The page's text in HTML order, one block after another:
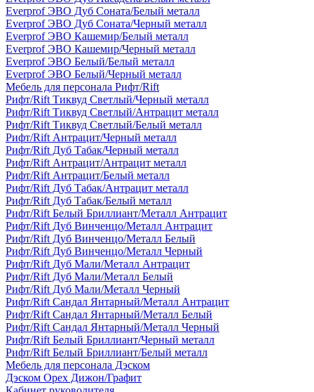
Everprof ЭВО Дуб Соната/Белый металл
Everprof ЭВО Дуб Соната/Черный металл
Everprof ЭВО Кашемир/Белый металл
Everprof ЭВО Кашемир/Черный металл
Everprof ЭВО Белый/Белый металл
Everprof ЭВО Белый/Черный металл
Мебель для персонала Рифт/Rift
Рифт/Rift Тиквуд Светлый/Черный металл
Рифт/Rift Тиквуд Светлый/Антрацит металл
Рифт/Rift Тиквуд Светлый/Белый металл
Рифт/Rift Антрацит/Черный металл
Рифт/Rift Дуб Табак/Черный металл
Рифт/Rift Антрацит/Антрацит металл
Рифт/Rift Антрацит/Белый металл
Рифт/Rift Дуб Табак/Антрацит металл
Рифт/Rift Дуб Табак/Белый металл
Рифт/Rift Белый Бриллиант/Металл Антрацит
Рифт/Rift Дуб Винченцо/Металл Антрацит
Рифт/Rift Дуб Винченцо/Металл Белый
Рифт/Rift Дуб Винченцо/Металл Черный
Рифт/Rift Дуб Мали/Металл Антрацит
Рифт/Rift Дуб Мали/Металл Белый
Рифт/Rift Дуб Мали/Металл Черный
Рифт/Rift Сандал Янтарный/Металл Антрацит
Рифт/Rift Сандал Янтарный/Металл Белый
Рифт/Rift Сандал Янтарный/Металл Черный
Рифт/Rift Белый Бриллиант/Черный металл
Рифт/Rift Белый Бриллиант/Белый металл
Мебель для персонала Дэском
Дэском Орех Дижон/Графит